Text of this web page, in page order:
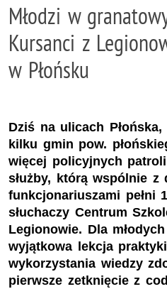
Młodzi w
Kursanci z
w Płońsku
Dziś na ulicach
kilku gmin pow.
więcej policyjnych
służby, którą wspólnie z
funkcjonariuszami pełni
słuchaczy Centrum
Legionowie. Dla
wyjątkowa lekcja
wykorzystania wiedzy
pierwsze zetknięcie z